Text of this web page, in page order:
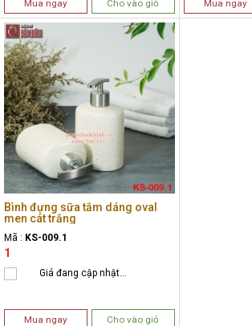
Mua ngay Cho vào giỏ Mua ngay
Bình đựng sữa tắm dáng oval
men cát trắng
Mã : KS-009.1
1
Giá đang cập nhật...
Mua ngay Cho vào giỏ